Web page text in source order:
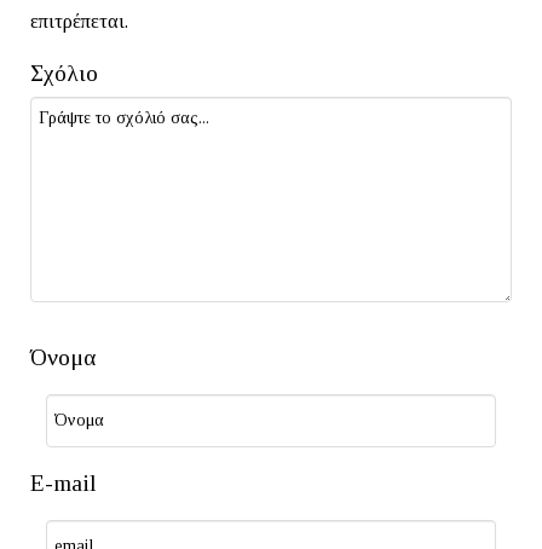
επιτρέπεται.
Σχόλιο
Όνομα
E-mail